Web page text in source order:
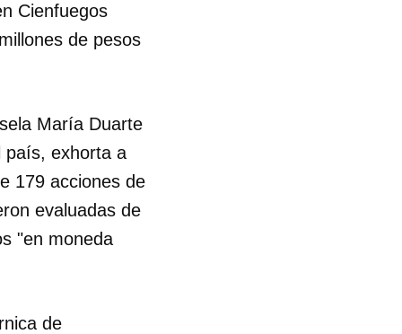
Cienfuegos
de pesos
María Duarte
país, exhorta a
179 acciones de
evaluadas de
"en moneda
de